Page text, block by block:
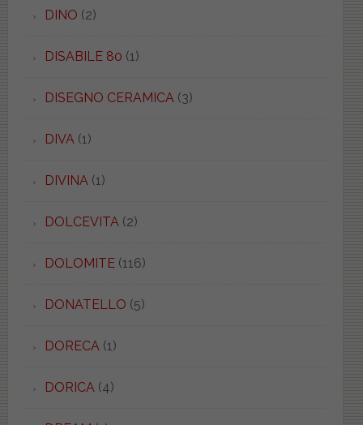
DINO (2)
DISABILE 80 (1)
DISEGNO CERAMICA(3)
DIVA(1)
DIVINA(1)
DOLCEVITA(2)
DOLOMITE(116)
DONATELLO (5)
DORECA(1)
DORICA(4)